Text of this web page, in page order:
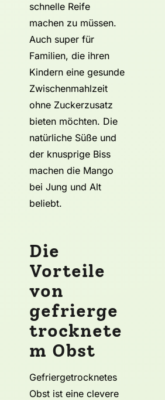
schnelle Reife
machen zu müssen.
Auch super für
Familien, die ihren
Kindern eine gesunde
Zwischenmahlzeit
ohne Zuckerzusatz
bieten möchten. Die
natürliche Süße und
der knusprige Biss
machen die Mango
bei Jung und Alt
beliebt.
Die
Vorteile
von
gefrierge
trocknete
m Obst
Gefriergetrocknetes
Obst ist eine clevere